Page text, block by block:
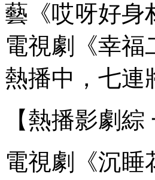
藝《哎呀好身
電視劇《幸福
熱播中，七連
【熱播影劇綜
電視劇《沉睡